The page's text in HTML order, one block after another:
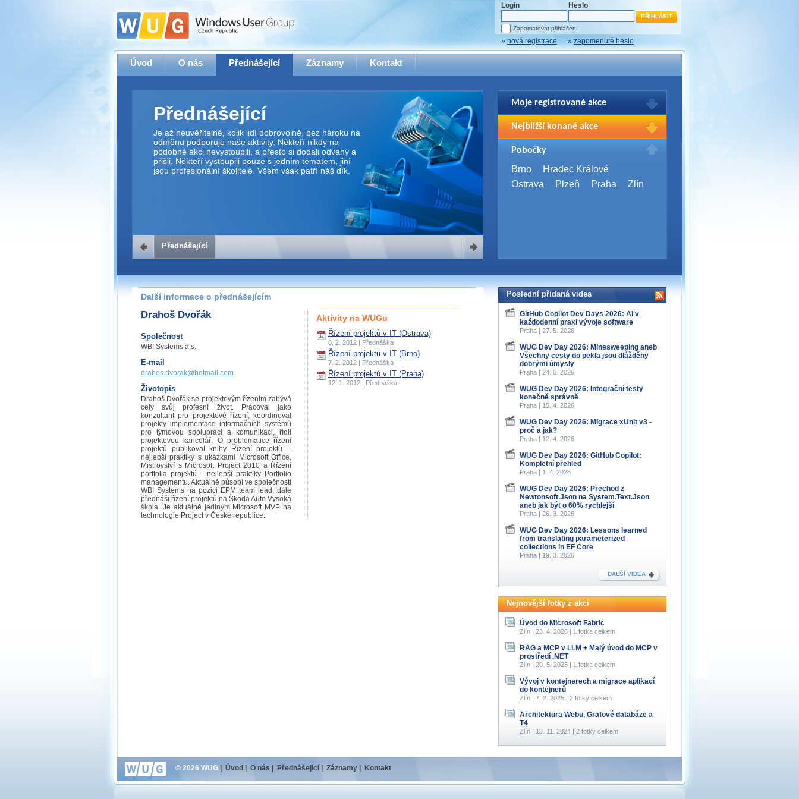
Login Heslo
Zapamatovat přihlášení
» nová registrace » zapomenuté heslo
Úvod O nás Přednášející Záznamy Kontakt
Přednášející
Je až neuvěřitelné, kolik lidí dobrovolně, bez nároku na
odměnu podporuje naše aktivity. Někteří nikdy na
podobné akci nevystoupili, a přesto si dodali odvahy a
přišli. Někteří vystoupili pouze s jedním tématem, jiní
jsou profesionální školitelé. Všem však patří náš dík.
Přednášející
Moje registrované akce
Pro zobrazení Vašich registrací na akce
se prosím přihlašte.
Nejbližší konané akce
WUG Days 2026
4. 9. 2026,Brno
SQL Server Bootcamp 2026
Pobočky
Brno
Hradec Králové
Ostrava
Plzeň Praha Zlín
Další informace o přednášejícím
Drahoš Dvořák
Společnost
WBI Systems a.s.
E-mail
drahos.dvorak@hotmail.com
Životopis
Drahoš Dvořák se projektovým řízením zabývá
celý svůj profesní život. Pracoval jako
konzultant pro projektové řízení, koordinoval
projekty implementace informačních systémů
pro týmovou spolupráci a komunikaci, řídil
projektovou kancelář. O problematice řízení
projektů publikoval knihy Řízení projektů –
nejlepší praktiky s ukázkami Microsoft Office,
Mistrovství s Microsoft Project 2010 a Řízení
portfolia projektů - nejlepší praktiky Portfolio
managementu. Aktuálně působí ve společnosti
WBI Systems na pozici EPM team lead, dále
přednáší řízení projektů na Škoda Auto Vysoká
škola. Je aktuálně jediným Microsoft MVP na
technologie Project v České republice.
Aktivity na WUGu
Řízení projektů v IT (Ostrava)
8. 2. 2012 | Přednáška
Řízení projektů v IT (Brno)
7. 2. 2012 | Přednáška
Řízení projektů v IT (Praha)
12. 1. 2012 | Přednáška
Poslední přidaná videa
GitHub Copilot Dev Days 2026: AI v
každodenní praxi vývoje software
Praha | 27. 5. 2026
WUG Dev Day 2026: Minesweeping aneb
Všechny cesty do pekla jsou dlážděny
dobrými úmysly
Praha | 24. 5. 2026
WUG Dev Day 2026: Integrační testy
konečně správně
Praha | 15. 4. 2026
WUG Dev Day 2026: Migrace xUnit v3 -
proč a jak?
Praha | 12. 4. 2026
WUG Dev Day 2026: GitHub Copilot:
Kompletní přehled
Praha | 1. 4. 2026
WUG Dev Day 2026: Přechod z
Newtonsoft.Json na System.Text.Json
aneb jak být o 60% rychlejší
Praha | 26. 3. 2026
WUG Dev Day 2026: Lessons learned
from translating parameterized
collections in EF Core
Praha | 19. 3. 2026
DALŠÍ VIDEA
Nejnovější fotky z akcí
Úvod do Microsoft Fabric
Zlín | 23. 4. 2026 | 1 fotka celkem
RAG a MCP v LLM + Malý úvod do MCP v
prostředí .NET
Zlín | 20. 5. 2025 | 1 fotka celkem
Vývoj v kontejnerech a migrace aplikací
do kontejnerů
Zlín | 7. 2. 2025 | 2 fotky celkem
Architektura Webu, Grafové databáze a
T4
Zlín | 13. 11. 2024 | 2 fotky celkem
© 2026 WUG Úvod O nás Přednášející Záznamy Kontakt